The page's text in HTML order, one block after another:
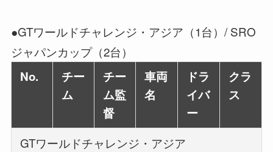
●GTワールドチャレンジ・アジア（1台）/ SRO
ジャパンカップ（2台）
No.
チー
ム
チー
ム監
督
車両
名
ドラ
イバ
ー
クラ
ス
GTワールドチャレンジ・アジア